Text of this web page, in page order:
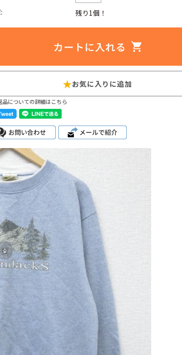
映画 3
ラルフローレン 6 大きいサイズ 7 アニメ
by Brand ブランドから探す
ラルフ ローレン
チャンピオン パタゴニア
カーハート
アディダス
リーバイス
カ行 サ行
マ行
by Itemアイテムから探す
残り1個！
品についての詳細はこちら